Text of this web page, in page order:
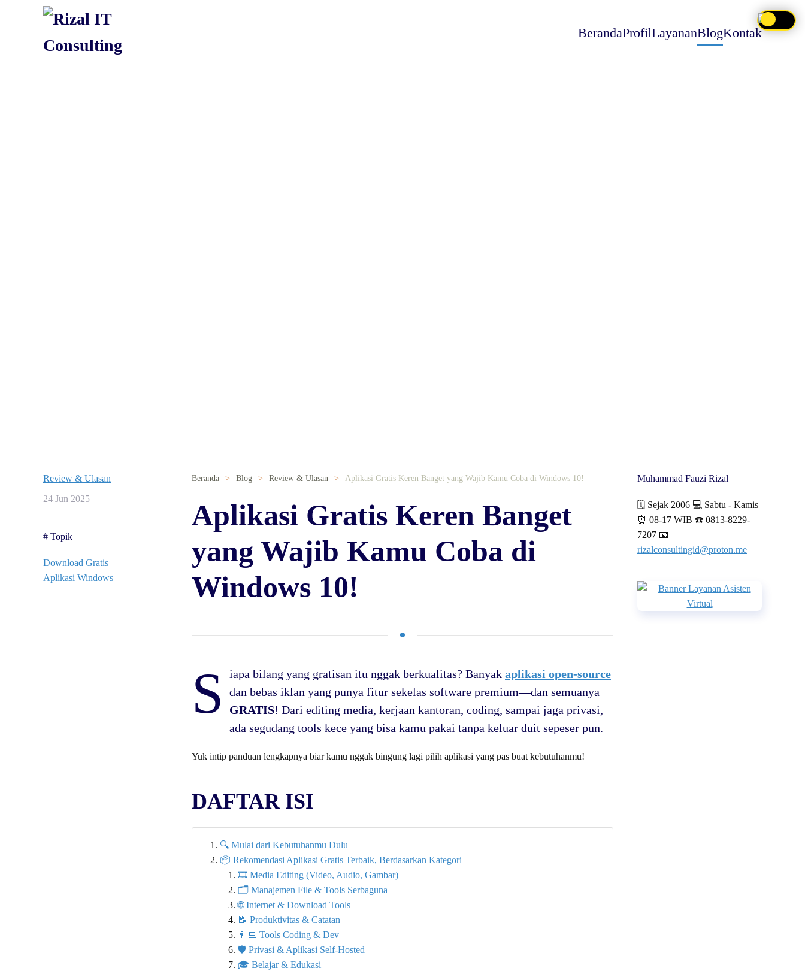
BerandaProfilLayananBlogKontak
Review & Ulasan
24 Jun 2025
# Topik
Download Gratis
Aplikasi Windows
Beranda Blog Review & Ulasan Aplikasi Gratis Keren Banget yang Wajib Kamu Coba di Windows 10!
Aplikasi Gratis Keren Banget
yang Wajib Kamu Coba di
Windows 10!
S iapa bilang yang gratisan itu nggak berkualitas? Banyak aplikasi open-source
dan bebas iklan yang punya fitur sekelas software premium—dan semuanya
GRATIS! Dari editing media, kerjaan kantoran, coding, sampai jaga privasi,
ada segudang tools kece yang bisa kamu pakai tanpa keluar duit sepeser pun.
Yuk intip panduan lengkapnya biar kamu nggak bingung lagi pilih aplikasi yang pas buat kebutuhanmu!
DAFTAR ISI
🔍 Mulai dari Kebutuhanmu Dulu
📦 Rekomendasi Aplikasi Gratis Terbaik, Berdasarkan Kategori
🎞️ Media Editing (Video, Audio, Gambar)
🗂️ Manajemen File & Tools Serbaguna
🌐 Internet & Download Tools
📝 Produktivitas & Catatan
👨‍💻 Tools Coding & Dev
🛡️ Privasi & Aplikasi Self-Hosted
🎓 Belajar & Edukasi
Muhammad Fauzi Rizal
🗓️ Sejak 2006 💻 Sabtu - Kamis
⏰ 08-17 WIB ☎️ 0813-8229-
7207 📧
rizalconsultingid@proton.me